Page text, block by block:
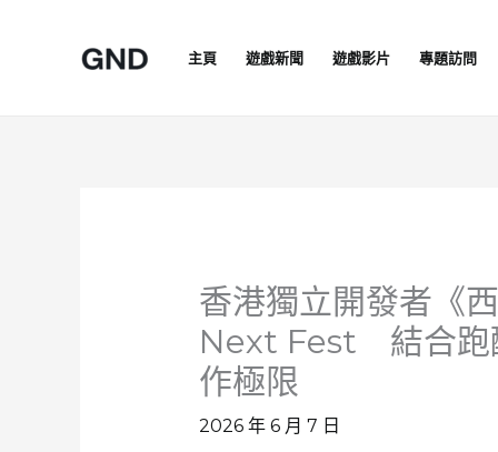
主頁 遊戲新聞 遊戲影片 專題訪問
香港獨立開發者《
Next Fest 結合跑
作極限
2026 年 6 月 7 日